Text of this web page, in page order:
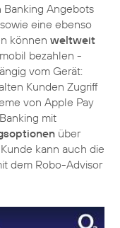
Banking Angebots
eine ebenso
können weltweit
bezahlen -
vom Gerät:
Kunden Zugriff
von Apple Pay
Banking mit
über
kann auch die
dem Robo-Advisor